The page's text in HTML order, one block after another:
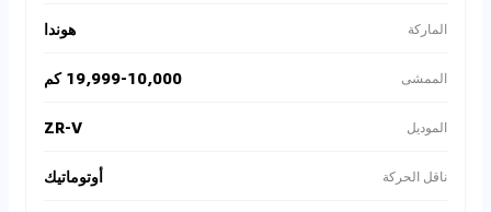
الماركة هوندا
الممشى 19,999-10,000 كم
الموديل ZR-V
ناقل الحركة أوتوماتيك